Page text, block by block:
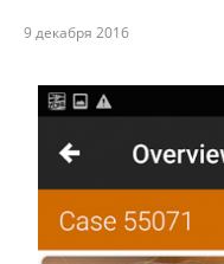
9 декабря 2016